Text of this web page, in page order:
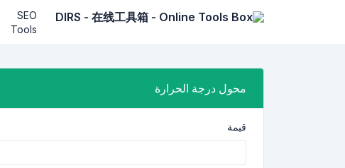
SEO
Tools
محول درجة الحرارة
قيمة